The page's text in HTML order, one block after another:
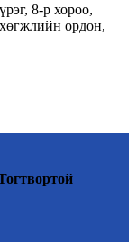
8-р хороо,
ордон,